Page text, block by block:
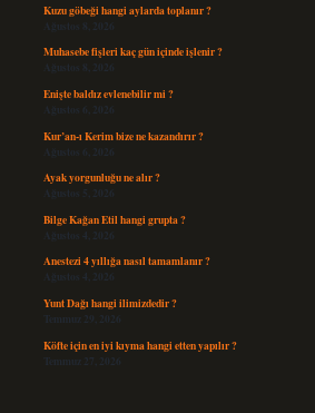
Kuzu göbeği hangi aylarda toplanır ?
Ağustos 8, 2026
Muhasebe fişleri kaç gün içinde işlenir ?
Ağustos 8, 2026
Enişte baldız evlenebilir mi ?
Ağustos 6, 2026
Kur’an-ı Kerim bize ne kazandırır ?
Ağustos 6, 2026
Ayak yorgunluğu ne alır ?
Ağustos 5, 2026
Bilge Kağan Etil hangi grupta ?
Ağustos 4, 2026
Anestezi 4 yıllığa nasıl tamamlanır ?
Ağustos 4, 2026
Yunt Dağı hangi ilimizdedir ?
Temmuz 29, 2026
Köfte için en iyi kıyma hangi etten yapılır ?
Temmuz 27, 2026